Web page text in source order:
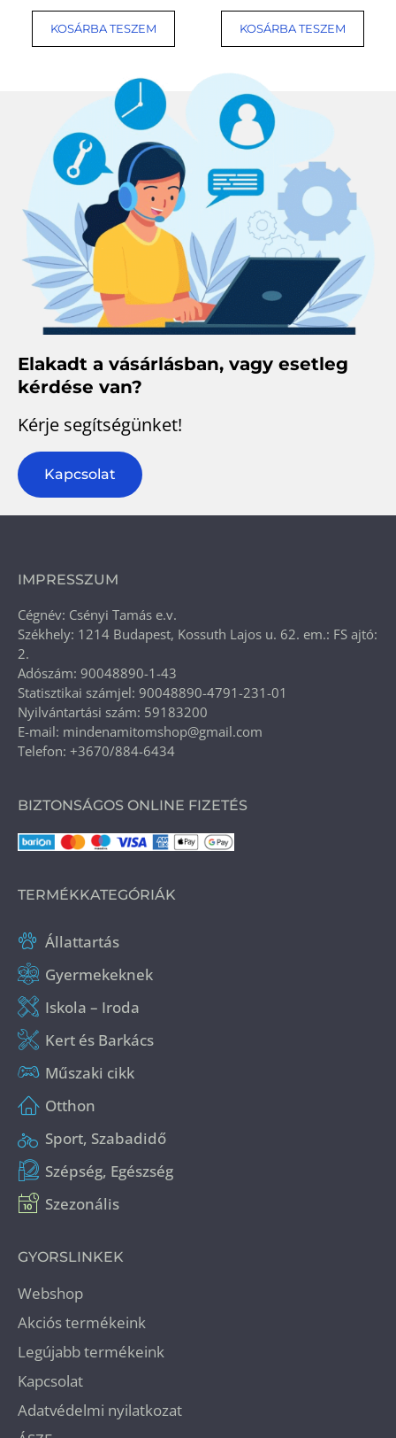
KOSÁRBA TESZEM KOSÁRBA TESZEM
Elakadt a vásárlásban, vagy esetleg
kérdése van?
Kérje segítségünket!
Kapcsolat
IMPRESSZUM
Cégnév: Csényi Tamás e.v.
Székhely: 1214 Budapest, Kossuth Lajos u. 62. em.: FS ajtó:
2.
Adószám: 90048890-1-43
Statisztikai számjel: 90048890-4791-231-01
Nyilvántartási szám: 59183200
E-mail: mindenamitomshop@gmail.com
Telefon: +3670/884-6434
BIZTONSÁGOS ONLINE FIZETÉS
TERMÉKKATEGÓRIÁK
Állattartás
Gyermekeknek
Iskola – Iroda
Kert és Barkács
Műszaki cikk
Otthon
Sport, Szabadidő
Szépség, Egészség
Szezonális
GYORSLINKEK
Webshop
Akciós termékeink
Legújabb termékeink
Kapcsolat
Adatvédelmi nyilatkozat